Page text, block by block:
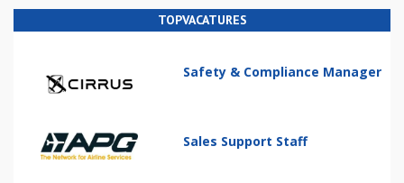
TOPVACATURES
Safety & Compliance Manager
Sales Support Staff